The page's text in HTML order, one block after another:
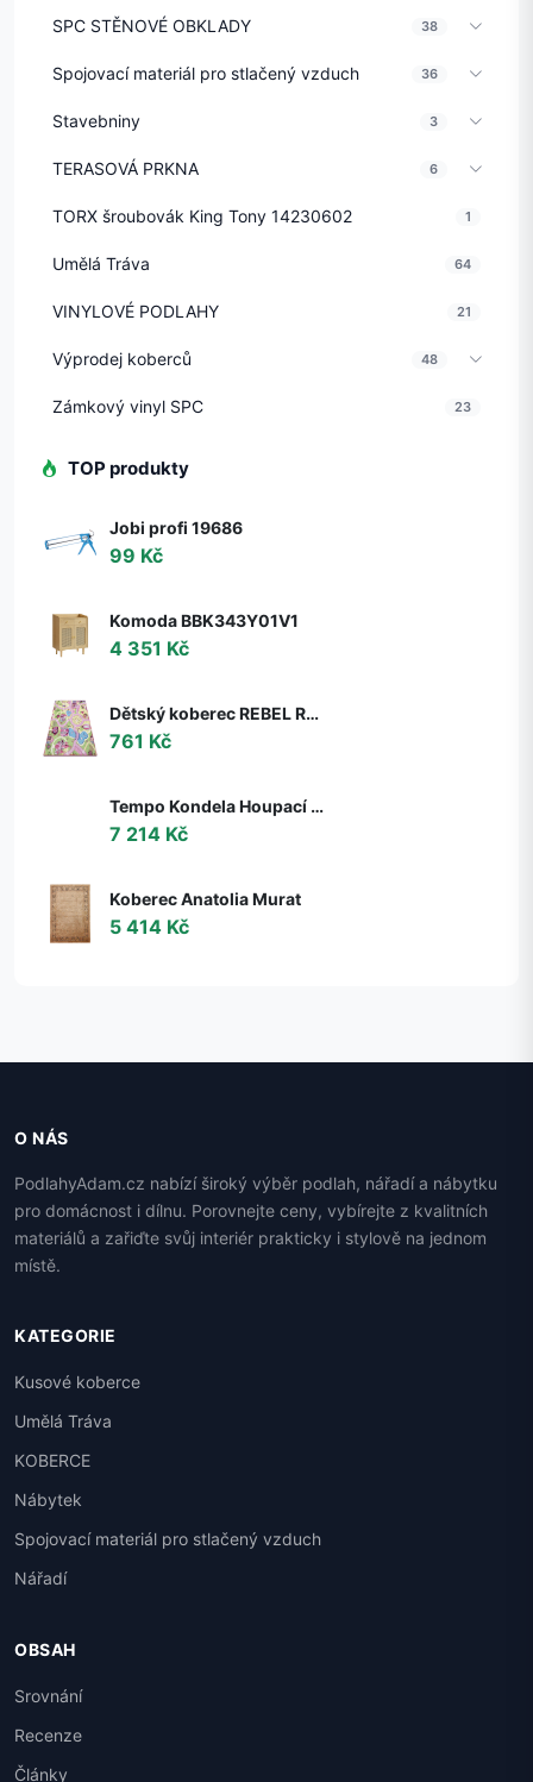
SPC STĚNOVÉ OBKLADY 38
Spojovací materiál pro stlačený vzduch 36
Stavebniny 3
TERASOVÁ PRKNA 6
TORX šroubovák King Tony 14230602 1
Umělá Tráva 64
VINYLOVÉ PODLAHY 21
Výprodej koberců 48
Zámkový vinyl SPC 23
TOP produkty
Jobi profi 19686
99 Kč
Komoda BBK343Y01V1
4 351 Kč
Dětský koberec REBEL ROADS Sweet town 26 Cukrovinky, protiskluzový - růžový / zelený
761 Kč
Tempo Kondela Houpací křeslo s podnoží TALMAN, ořech
7 214 Kč
Koberec Anatolia Murat
5 414 Kč
O NÁS
PodlahyAdam.cz nabízí široký výběr podlah, nářadí a nábytku
pro domácnost i dílnu. Porovnejte ceny, vybírejte z kvalitních
materiálů a zařiďte svůj interiér prakticky i stylově na jednom
místě.
KATEGORIE
Kusové koberce
Umělá Tráva
KOBERCE
Nábytek
Spojovací materiál pro stlačený vzduch
Nářadí
OBSAH
Srovnání
Recenze
Články